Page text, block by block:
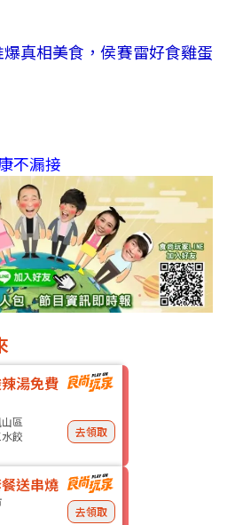
爆真相美食，侯賽雷好食雞蛋
不漏接
湯免費
區
餃
去領取
送串燒
去領取